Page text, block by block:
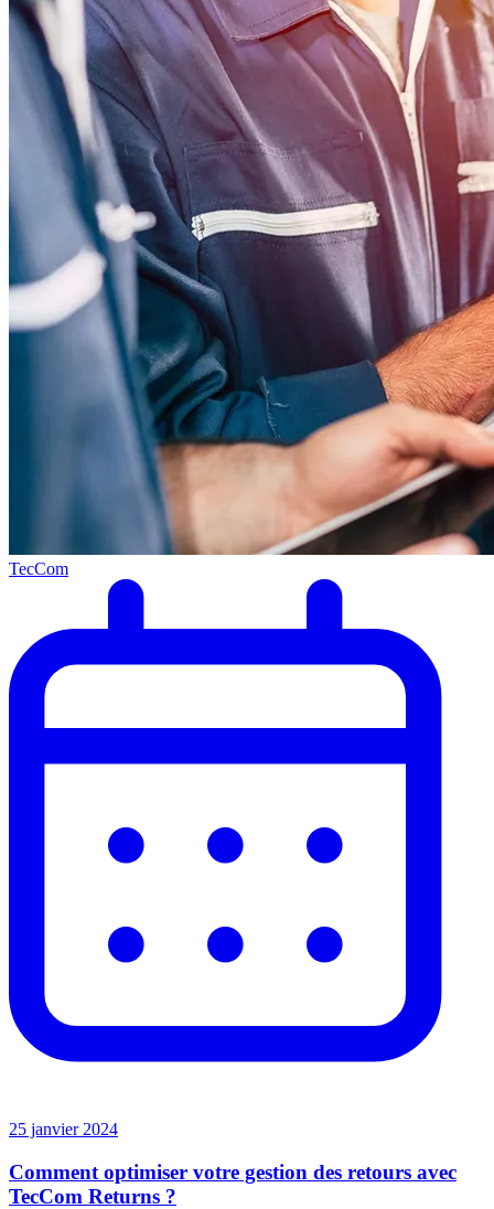
TecCom
25 janvier 2024
Comment optimiser votre gestion des retours avec
TecCom Returns ?